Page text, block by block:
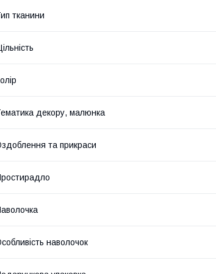
тканини
декору, малюнка
та прикраси
наволочок